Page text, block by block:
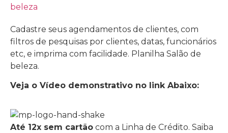
beleza
Cadastre seus agendamentos de clientes, com
filtros de pesquisas por clientes, datas, funcionários
etc, e imprima com facilidade. Planilha Salão de
beleza.
Veja o Vídeo demonstrativo no link Abaixo:
Até 12x sem cartão com a Linha de Crédito. Saiba